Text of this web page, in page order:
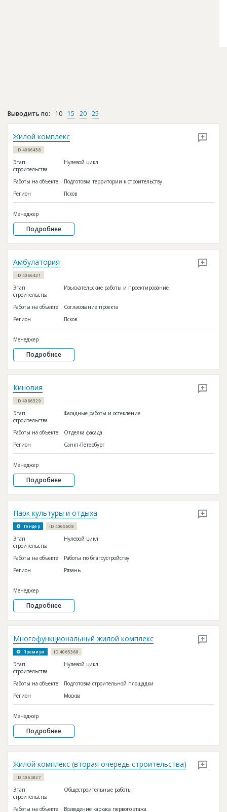
Выводить по: 10 15 20 25
ID 4066438
Жилой комплекс
Этап
строительства
Нулевой цикл
Работы на объекте
Подготовка территории к строительству
Регион
Псков
Менеджер
Подробнее
ID 4066431
Амбулатория
Этап
строительства
Изыскательские работы и проектирование
Работы на объекте
Согласование проекта
Регион
Псков
Менеджер
Подробнее
ID 4066329
Киновия
Этап
строительства
Фасадные работы и остекление
Работы на объекте
Отделка фасада
Регион
Санкт-Петербург
Менеджер
Подробнее
Тендер ID 4065608
Парк культуры и отдыха
Этап
строительства
Нулевой цикл
Работы на объекте
Работы по благоустройству
Регион
Рязань
Менеджер
Подробнее
Премиум ID 4065368
Многофункциональный жилой комплекс
Этап
строительства
Нулевой цикл
Работы на объекте
Подготовка строительной площадки
Регион
Москва
Менеджер
Подробнее
ID 4064827
Жилой комплекс (вторая очередь строительства)
Этап
строительства
Общестроительные работы
Работы на объекте
Возведение каркаса первого этажа